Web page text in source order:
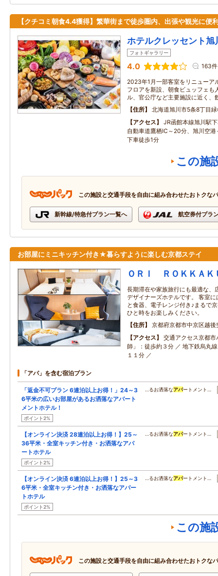
【クチコミ朝食4.4獲得】繁華街まで徒歩圏内、出張や観光に便
ホテルクレッセント旭
フォトギャラリー
4.0 163件
2023年1月一部客室をリニューア
フロアを新設、朝食ビュッフェも
ル、官公庁など主要施設に近く、
住所
北海道旭川市5条8丁目
アクセス
JR函館本線旭川駅
自動車道鷹栖IC～20分、旭川空
下車徒歩1分
この施
この施設と交通手段を自由に組み合わせたおトクな
新幹線/特急付プラン一覧へ 航空券付プラ
お部屋にミニキッチン付き★暮らすように楽しむ京都ステイ
ＯＲＩ ＲＯＫＫＡＫ
長期滞在や家族旅行にも最適な、
デザイナーズホテルです。 客室
と食器、電子レンジ付き♪まるで
ひと時をお楽しみください。
住所
京都府京都市中京区越後
アクセス
交通アクセス京都
師」：徒歩約３分 ／ 地下鉄烏丸
１１分 ／
「アパ」を含む宿泊プラン
「返金不可プラン 6連泊以上お得！」24～3
6平米の広いお部屋があるお洒落なアパート
メントホテル！
ポイント2%
…るお洒落なアパートメント…
【オンライン決済 28連泊以上お得！】25～
36平米・全室キッチン付き・お洒落なアパ
ートホテル
ポイント2%
…るお洒落なアパートメント…
【オンライン決済 6連泊以上お得！】25～3
6平米・全室キッチン付き・お洒落なアパー
トホテル
ポイント2%
…るお洒落なアパートメント…
この施
この施設と交通手段を自由に組み合わせたおトクな